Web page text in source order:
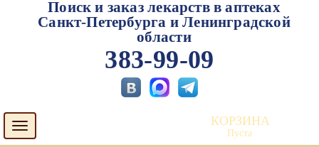
Поиск и заказ лекарств в аптеках
Санкт-Петербурга и Ленинградской
области
383-99-09
Toggle
navigation
КОРЗИНА
Пуста